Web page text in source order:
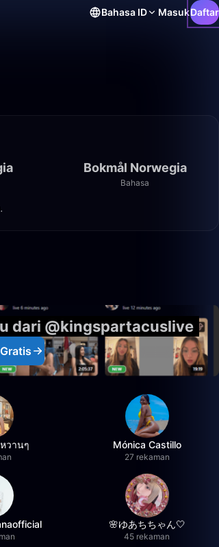
Bahasa ID MasukDaftar
Bokmål Norwegia
Bahasa
dari @kingspartacuslive
วานๆ Mónica Castillo
27 rekaman
🌸ゆあちちゃん🤍
45 rekaman